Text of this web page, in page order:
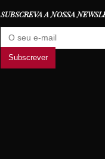
SUBSCREVA A NOSSA